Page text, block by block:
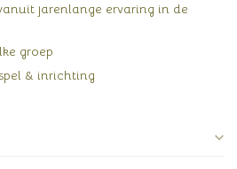
jarenlange ervaring in de
groep
& inrichting